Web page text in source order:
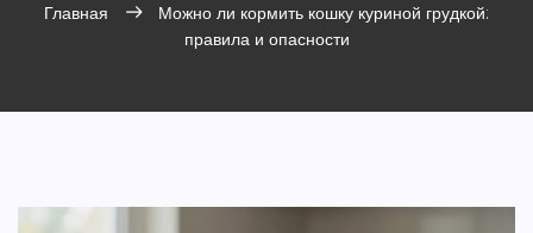
Главная
Можно ли кормить кошку куриной грудкой:
правила и опасности